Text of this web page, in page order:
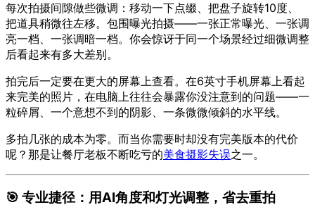
每次拍摄间隙做些微调：移动一下点缀、把盘子旋转10度、
把道具稍微往左移。包围曝光拍摄——一张正常曝光、一张调
亮一档、一张调暗一档。你会惊讶于同一个场景经过细微调整
后看起来有多大差别。
拍完后一定要在更大的屏幕上查看。在6英寸手机屏幕上看起
来完美的照片，在电脑上往往会暴露你没注意到的问题——一
粒碎屑、一个意想不到的阴影、一条微微倾斜的水平线。
多拍几张的成本为零。而当你需要时却没有完美版本的代价
呢？那是让餐厅老板不断吃亏的美食摄影失误之一。
🎯 专业捷径：用AI角度和灯光调整，省去重拍